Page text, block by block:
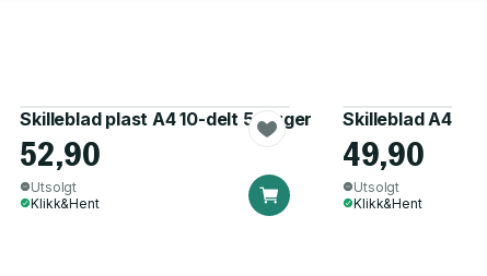
Skilleblad plast A4 10-delt 5 farger
52,90
Utsolgt
Klikk&Hent
Skilleblad A4
49,90
Utsolgt
Klikk&Hent